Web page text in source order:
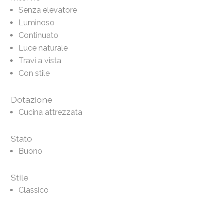
Senza elevatore
Luminoso
Continuato
Luce naturale
Travi a vista
Con stile
Dotazione
Cucina attrezzata
Stato
Buono
Stile
Classico